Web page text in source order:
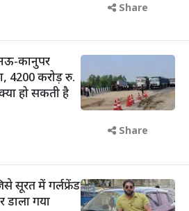
Share
कानुपर
4200 करोड़ रु.
हो सकती है
Share
सूरत में गर्लफ्रेंड
डाला गया